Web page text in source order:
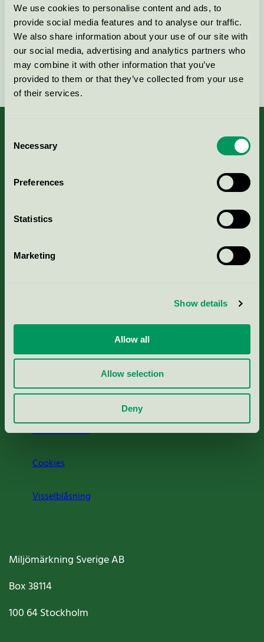
We use cookies to personalise content and ads, to
provide social media features and to analyse our traffic.
We also share information about your use of our site with
our social media, advertising and analytics partners who
may combine it with other information that you’ve
provided to them or that they’ve collected from your use
of their services.
Selection
Necessary
Preferences
Statistics
Marketing
Show details
Allow all
Allow selection
Deny
Kontakta oss på08-55 55 24 00eller via formuläret:
Fortsätt
Portal för massa, papper & tryckerier
Press
Om oss
Jobba hos oss
Cookies
Visselblåsning
Miljömärkning Sverige AB
Box38114
100 64Stockholm